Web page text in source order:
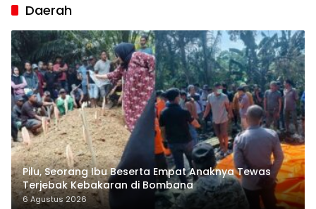
Daerah
Pilu, Seorang Ibu Beserta Empat Anaknya Tewas
Terjebak Kebakaran di Bombana
6 Agustus 2026